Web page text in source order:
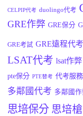
CELPIP代考 duolingo代考
GRE作弊 GRE保分
GRE考試 GRE遠程代考
LSAT代考 lsat作弊
pte保分 PTE替考 代考服務
多鄰國代考 多鄰國作
思培保分 思培